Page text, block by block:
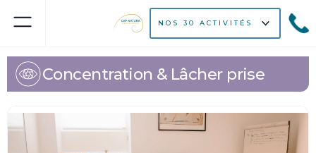
NOS 30 ACTIVITÉS
Concentration & Lâcher prise